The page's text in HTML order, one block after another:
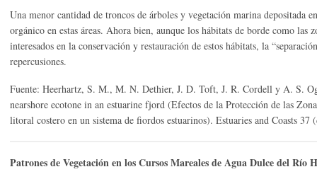
Una menor cantidad de troncos de árboles y vegetación marina
orgánico en estas áreas. Ahora bien, aunque los hábitats de borde como
interesados en la conservación y restauración de estos hábitats, la
repercusiones.
Fuente: Heerhartz, S. M., M. N. Dethier, J. D. Toft, J. R. Cordell y A. S.
nearshore ecotone in an estuarine fjord (Efectos de la Protección de las
litoral costero en un sistema de fiordos estuarinos). Estuaries and Coasts
Patrones de Vegetación en los Cursos Mareales de Agua Dulce del Río